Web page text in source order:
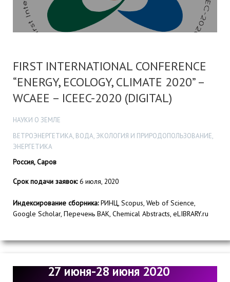
FIRST INTERNATIONAL CONFERENCE
“ENERGY, ECOLOGY, CLIMATE 2020” –
WCAEE – ICEEC-2020 (DIGITAL)
НАУКИ О ЗЕМЛЕ
ВЕТРОЭНЕРГЕТИКА, ВОДА, ЭКОЛОГИЯ И ПРИРОДОПОЛЬЗОВАНИЕ,
ЭНЕРГЕТИКА
Россия, Саров
Срок подачи заявок:6 июля, 2020
Индексирование сборника:РИНЦ, Scopus, Web of Science,
Google Scholar, Перечень ВАК, Chemical Abstracts, eLIBRARY.ru
27 июня-28 июня 2020